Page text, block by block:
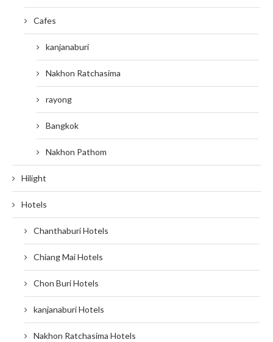
Cafes
kanjanaburi
Nakhon Ratchasima
rayong
Bangkok
Nakhon Pathom
Hilight
Hotels
Chanthaburi Hotels
Chiang Mai Hotels
Chon Buri Hotels
kanjanaburi Hotels
Nakhon Ratchasima Hotels